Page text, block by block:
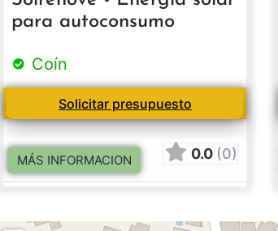
para autoconsumo
Coín
Solicitar presupuesto
MÁS INFORMACION 0.0 (0)